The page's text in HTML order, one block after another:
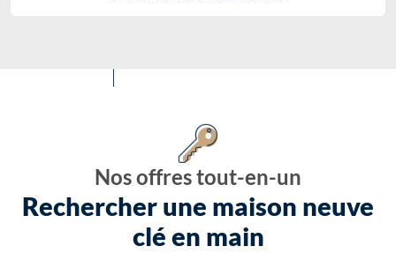
Nos offres tout-en-un
Rechercher une maison neuve
clé en main